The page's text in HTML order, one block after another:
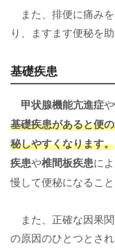
また、排便に痛み
り、ますます便秘を
基礎疾患
甲状腺機能亢進症や
基礎疾患があると便
秘しやすくなります。
疾患や椎間板疾患に
慢して便秘になること
また、正確な因果
の原因のひとつとされ